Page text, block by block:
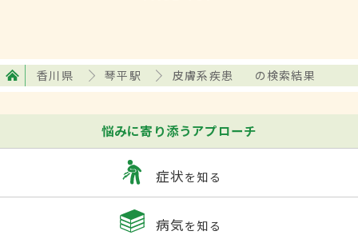
香川県 琴平駅 皮膚系疾患 の検索結果
悩みに寄り添うアプローチ
症状を知る
病気を知る